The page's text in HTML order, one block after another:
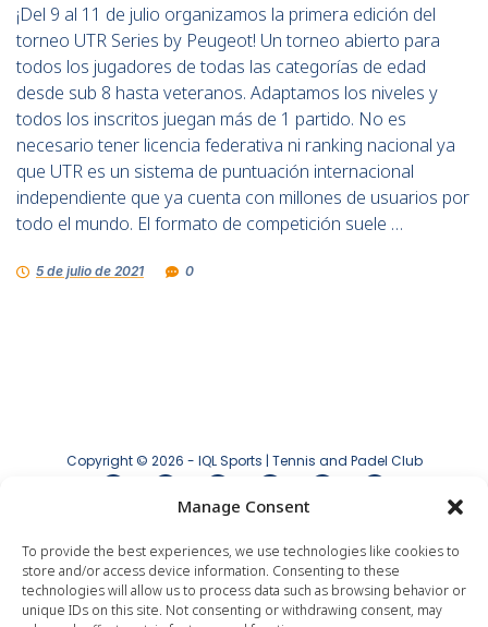
Manage Consent
To provide the best experiences, we use technologies like cookies to
store and/or access device information. Consenting to these
technologies will allow us to process data such as browsing behavior or
unique IDs on this site. Not consenting or withdrawing consent, may
¡Del 9 al 11 de julio organizamos la primera edición del
torneo UTR Series by Peugeot! Un torneo abierto para
todos los jugadores de todas las categorías de edad
desde sub 8 hasta veteranos. Adaptamos los niveles y
todos los inscritos juegan más de 1 partido. No es
necesario tener licencia federativa ni ranking nacional ya
que UTR es un sistema de puntuación internacional
independiente que ya cuenta con millones de usuarios por
todo el mundo. El formato de competición suele …
5 de julio de 2021 0
Copyright © 2026 - IQL Sports | Tennis and Padel Club
Política de privacidad
Política
de cookies